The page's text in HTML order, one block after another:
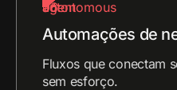
Automações de
Fluxos que conectam
sem esforço.